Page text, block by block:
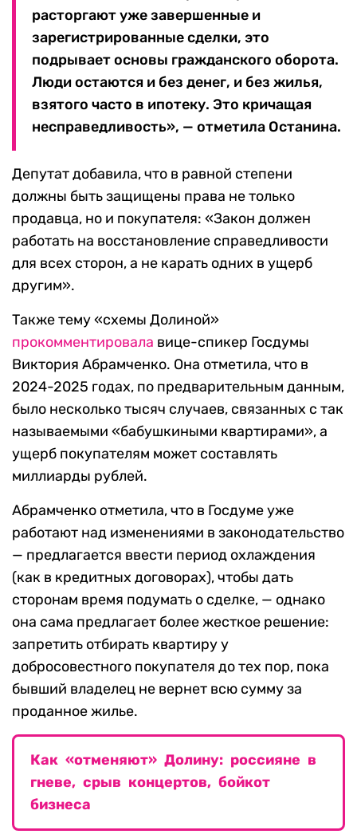
расторгают уже завершенные и
зарегистрированные сделки, это
подрывает основы гражданского оборота.
Люди остаются и без денег, и без жилья,
взятого часто в ипотеку. Это кричащая
несправедливость», — отметила Останина.
Депутат добавила, что в равной степени
должны быть защищены права не только
продавца, но и покупателя: «Закон должен
работать на восстановление справедливости
для всех сторон, а не карать одних в ущерб
другим».
Также тему «схемы Долиной»
прокомментировала вице-спикер Госдумы
Виктория Абрамченко. Она отметила, что в
2024-2025 годах, по предварительным данным,
было несколько тысяч случаев, связанных с так
называемыми «бабушкиными квартирами», а
ущерб покупателям может составлять
миллиарды рублей.
Абрамченко отметила, что в Госдуме уже
работают над изменениями в законодательство
— предлагается ввести период охлаждения
(как в кредитных договорах), чтобы дать
сторонам время подумать о сделке, — однако
она сама предлагает более жесткое решение:
запретить отбирать квартиру у
добросовестного покупателя до тех пор, пока
бывший владелец не вернет всю сумму за
проданное жилье.
Как «отменяют» Долину: россияне в
гневе, срыв концертов, бойкот
бизнеса